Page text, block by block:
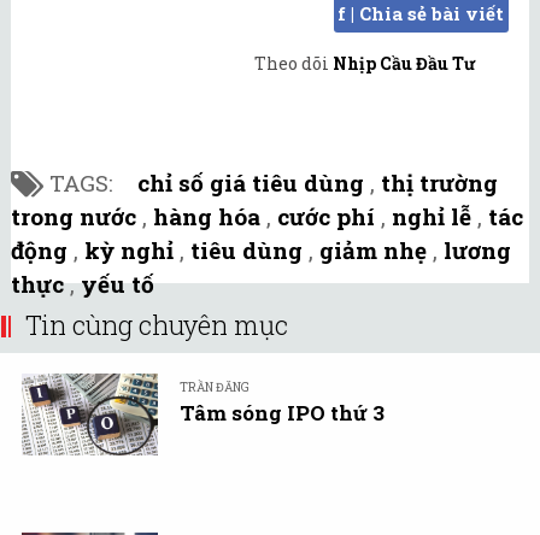
f | Chia sẻ bài viết
Theo dõi Nhịp Cầu Đầu Tư
TAGS: chỉ số giá tiêu dùng , thị trường
trong nước , hàng hóa , cước phí , nghỉ lễ , tác
động , kỳ nghỉ , tiêu dùng , giảm nhẹ , lương
thực,yếu tố
Tin cùng chuyên mục
TRẦN ĐĂNG
Tâm sóng IPO thứ 3